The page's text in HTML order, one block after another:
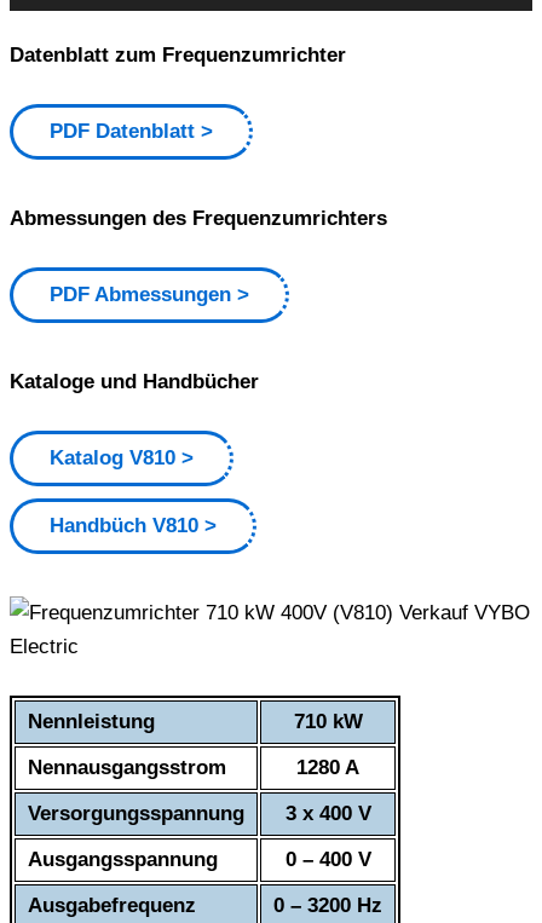
Datenblatt zum Frequenzumrichter
PDF Datenblatt
Abmessungen des Frequenzumrichters
PDF Abmessungen
Kataloge und Handbücher
Katalog V810
Handbüch V810
Nennleistung
710 kW
Nennausgangsstrom
1280 A
Versorgungsspannung
3 x 400 V
Ausgangsspannung
0 – 400 V
Ausgabefrequenz
0 – 3200 Hz